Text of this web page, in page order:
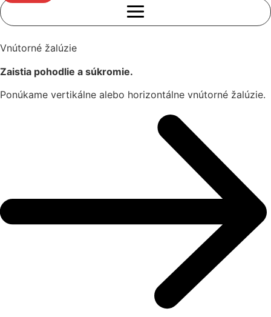
Vnútorné žalúzie
Zaistia pohodlie a súkromie.
Ponúkame vertikálne alebo horizontálne vnútorné žalúzie.